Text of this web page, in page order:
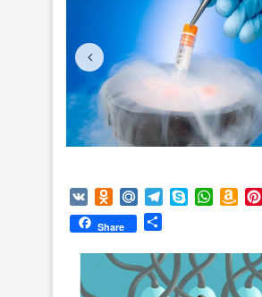
VK Odnoklassniki
Mail.RuTelegram
Skype
Share